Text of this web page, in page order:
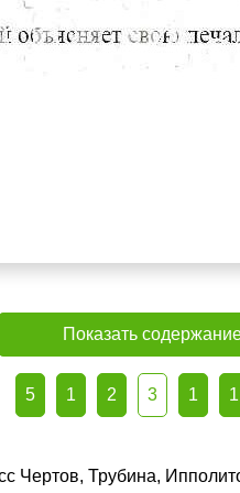
Показать
5 1 2 3 1 1
Чертов, Трубина,